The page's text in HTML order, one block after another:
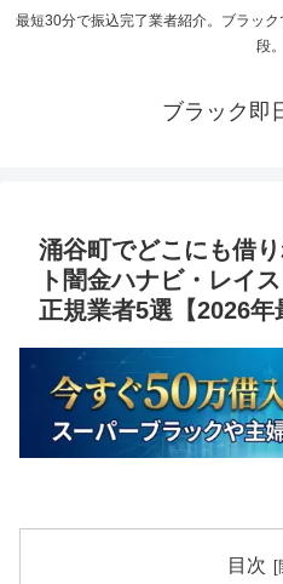
最短30分で振込完了業者紹介。ブラッ
段。
ブラック即
涌谷町でどこにも借
ト闇金ハナビ・レイ
正規業者5選【2026年
目次